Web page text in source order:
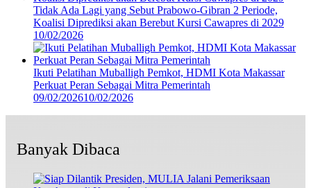
Tidak Ada Lagi yang Sebut Prabowo-Gibran 2 Periode,
Koalisi Diprediksi akan Berebut Kursi Cawapres di 2029
10/02/2026
Ikuti Pelatihan Muballigh Pemkot, HDMI Kota Makassar
Perkuat Peran Sebagai Mitra Pemerintah
09/02/202610/02/2026
Banyak Dibaca